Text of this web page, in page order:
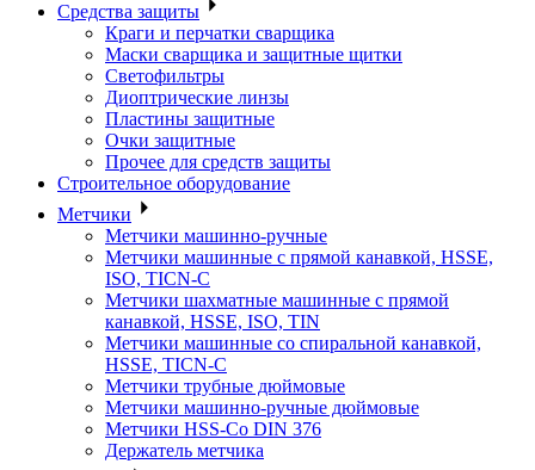
Средства защиты
Краги и перчатки сварщика
Маски сварщика и защитные щитки
Светофильтры
Диоптрические линзы
Пластины защитные
Очки защитные
Прочее для средств защиты
Строительное оборудование
Метчики
Метчики машинно-ручные
Метчики машинные с прямой канавкой, HSSE,
ISO, TICN-C
Метчики шахматные машинные с прямой
канавкой, HSSE, ISO, TIN
Метчики машинные со спиральной канавкой,
HSSE, TICN-C
Метчики трубные дюймовые
Метчики машинно-ручные дюймовые
Метчики HSS-Co DIN 376
Держатель метчика